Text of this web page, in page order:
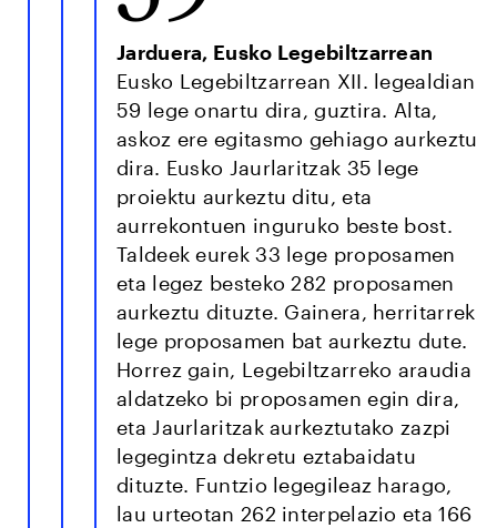
Jarduera, Eusko Legebiltzarrean
Eusko Legebiltzarrean XII. legealdian
59 lege onartu dira, guztira. Alta,
askoz ere egitasmo gehiago aurkeztu
dira. Eusko Jaurlaritzak 35 lege
proiektu aurkeztu ditu, eta
aurrekontuen inguruko beste bost.
Taldeek eurek 33 lege proposamen
eta legez besteko 282 proposamen
aurkeztu dituzte. Gainera, herritarrek
lege proposamen bat aurkeztu dute.
Horrez gain, Legebiltzarreko araudia
aldatzeko bi proposamen egin dira,
eta Jaurlaritzak aurkeztutako zazpi
legegintza dekretu eztabaidatu
dituzte. Funtzio legegileaz harago,
lau urteotan 262 interpelazio eta 166